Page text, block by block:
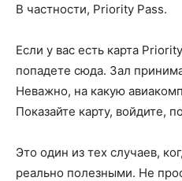
В частности, Priority Pass.
Если у вас есть карта
попадете сюда. Зал
Неважно, на какую
Показайте карту, войдите,
Это один из тех случаев,
реально полезными. Не